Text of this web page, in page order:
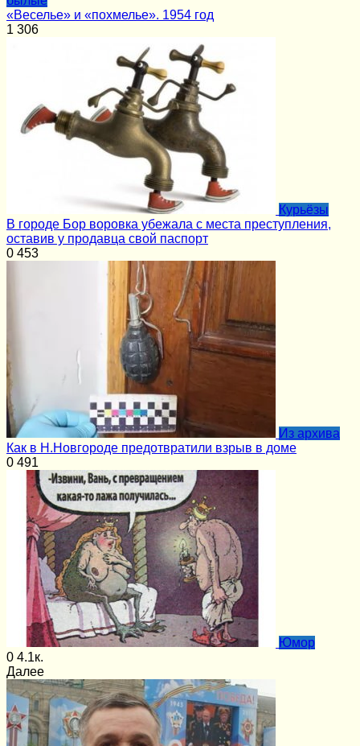
«Веселье» и «похмелье». 1954 год
1 306
Курьёзы
В городе Бор воровка убежала с места преступления,
оставив у продавца свой паспорт
0 453
Из архива
Как в Н.Новгороде предотвратили взрыв в доме
0 491
Юмор
0 4.1к.
Далее